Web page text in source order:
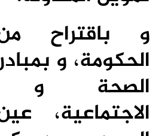
و باقتراح
الحكومة، و
الصحة و
الاجتماعية،